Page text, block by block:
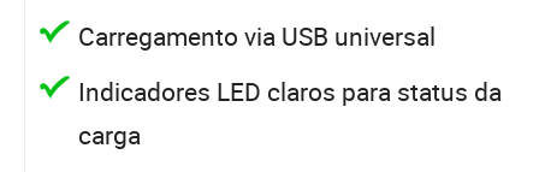
Carregamento via USB universal
Indicadores LED claros para status da
carga